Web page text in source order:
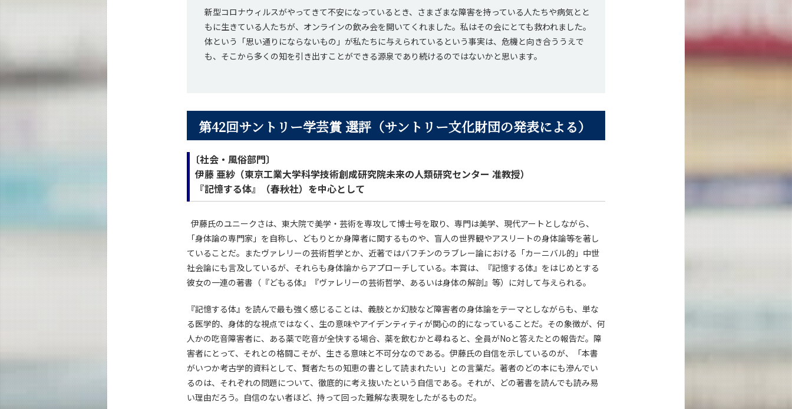
新型コロナウィルスがやってきて不安になっているとき、さまざまな障害を持っている人たちや病気とと
もに生きている人たちが、オンラインの飲み会を開いてくれました。私はその会にとても救われました。
体という「思い通りにならないもの」が私たちに与えられているという事実は、危機と向き合ううえで
も、そこから多くの知を引き出すことができる源泉であり続けるのではないかと思います。
第42回サントリー学芸賞 選評（サントリー文化財団の発表による）
〔社会・風俗部門〕
伊藤 亜紗（東京工業大学科学技術創成研究院未来の人類研究センター 准教授）
『記憶する体』（春秋社）を中心として
伊藤氏のユニークさは、東大院で美学・芸術を専攻して博士号を取り、専門は美学、現代アートとしながら、
「身体論の専門家」を自称し、どもりとか身障者に関するものや、盲人の世界観やアスリートの身体論等を著し
ていることだ。またヴァレリーの芸術哲学とか、近著ではバフチンのラブレー論における「カーニバル的」中世
社会論にも言及しているが、それらも身体論からアプローチしている。本賞は、『記憶する体』をはじめとする
彼女の一連の著書（『どもる体』『ヴァレリーの芸術哲学、あるいは身体の解剖』等）に対して与えられる。
『記憶する体』を読んで最も強く感じることは、義肢とか幻肢など障害者の身体論をテーマとしながらも、単な
る医学的、身体的な視点ではなく、生の意味やアイデンティティが関心の的になっていることだ。その象徴が、何
人かの吃音障害者に、ある薬で吃音が全快する場合、薬を飲むかと尋ねると、全員がNoと答えたとの報告だ。障
害者にとって、それとの格闘こそが、生きる意味と不可分なのである。伊藤氏の自信を示しているのが、「本書
がいつか考古学的資料として、賢者たちの知恵の書として読まれたい」との言葉だ。著者のどの本にも滲んでい
るのは、それぞれの問題について、徹底的に考え抜いたという自信である。それが、どの著書を読んでも読み易
い理由だろう。自信のない者ほど、持って回った難解な表現をしたがるものだ。